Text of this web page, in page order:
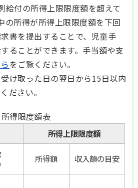
給付の所得上限限度額を超えて
の所得が所得上限限度額を下回
書を提出することで、児童手
ることができます。手当額や支
をご覧ください。
け取った日の翌日から15日以内
ださい。
所得限度額表
所得上限限度額
所得額 収入額の目安